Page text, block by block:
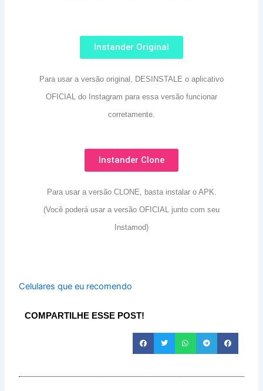
Instander Original
Para usar a versão original, DESINSTALE o aplicativo
OFICIAL do Instagram para essa versão funcionar
corretamente.
Instander Clone
Para usar a versão CLONE, basta instalar o APK.
(Você poderá usar a versão OFICIAL junto com seu
Instamod)
Celulares que eu recomendo
COMPARTILHE ESSE POST!